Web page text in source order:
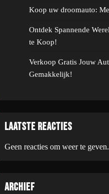
Koop uw droomauto:
Ontdek Spannende
te Koop!
Verkoop Gratis Jouw
Gemakkelijk!
Laatste reacties
Geen reacties om weer te geven.
Archief